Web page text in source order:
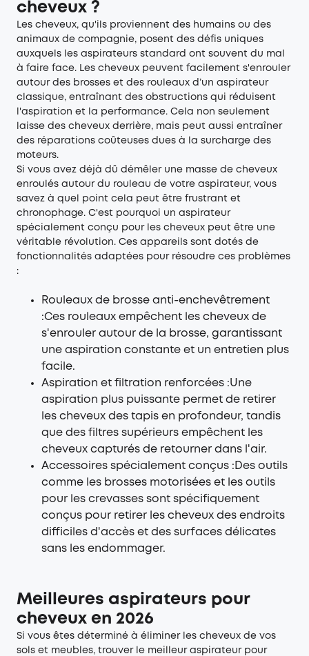
cheveux ?
Les cheveux, qu'ils proviennent des humains ou des
animaux de compagnie, posent des défis uniques
auxquels les aspirateurs standard ont souvent du mal
à faire face. Les cheveux peuvent facilement s'enrouler
autour des brosses et des rouleaux d’un aspirateur
classique, entraînant des obstructions qui réduisent
l'aspiration et la performance. Cela non seulement
laisse des cheveux derrière, mais peut aussi entraîner
des réparations coûteuses dues à la surcharge des
moteurs.
Si vous avez déjà dû démêler une masse de cheveux
enroulés autour du rouleau de votre aspirateur, vous
savez à quel point cela peut être frustrant et
chronophage. C'est pourquoi un aspirateur
spécialement conçu pour les cheveux peut être une
véritable révolution. Ces appareils sont dotés de
fonctionnalités adaptées pour résoudre ces problèmes
:
Rouleaux de brosse anti-enchevêtrement
:Ces rouleaux empêchent les cheveux de
s'enrouler autour de la brosse, garantissant
une aspiration constante et un entretien plus
facile.
Aspiration et filtration renforcées :Une
aspiration plus puissante permet de retirer
les cheveux des tapis en profondeur, tandis
que des filtres supérieurs empêchent les
cheveux capturés de retourner dans l'air.
Accessoires spécialement conçus :Des outils
comme les brosses motorisées et les outils
pour les crevasses sont spécifiquement
conçus pour retirer les cheveux des endroits
difficiles d'accès et des surfaces délicates
sans les endommager.
Meilleures aspirateurs pour
cheveux en 2026
Si vous êtes déterminé à éliminer les cheveux de vos
sols et meubles, trouver le meilleur aspirateur pour